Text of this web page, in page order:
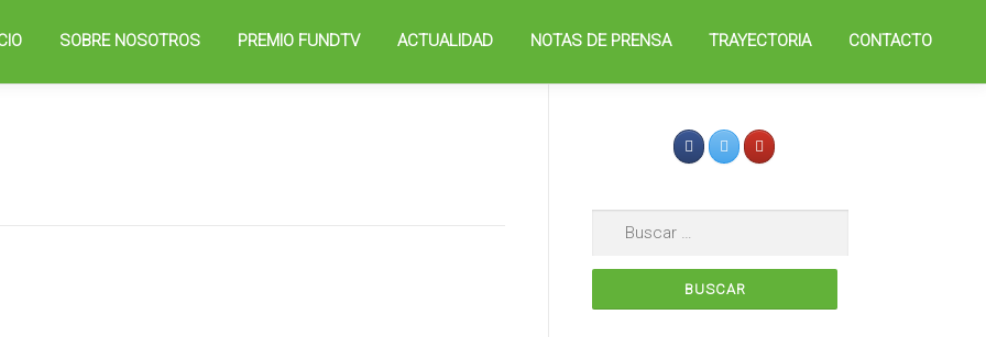
SOBRE NOSOTROS PREMIO FUNDTV ACTUALIDAD NOTAS DE PRENSA TRAYECTORIA CONTACTO